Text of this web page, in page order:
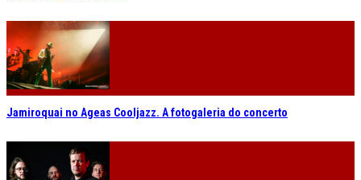
Jamiroquai no Ageas Cooljazz. A fotogaleria do concerto